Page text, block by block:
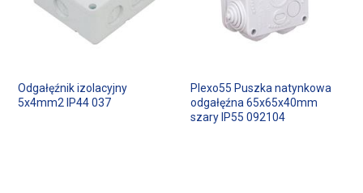
Odgałęźnik izolacyjny
5x4mm2 IP44 037
Plexo55 Puszka natynkowa
odgałęźna 65x65x40mm
szary IP55 092104